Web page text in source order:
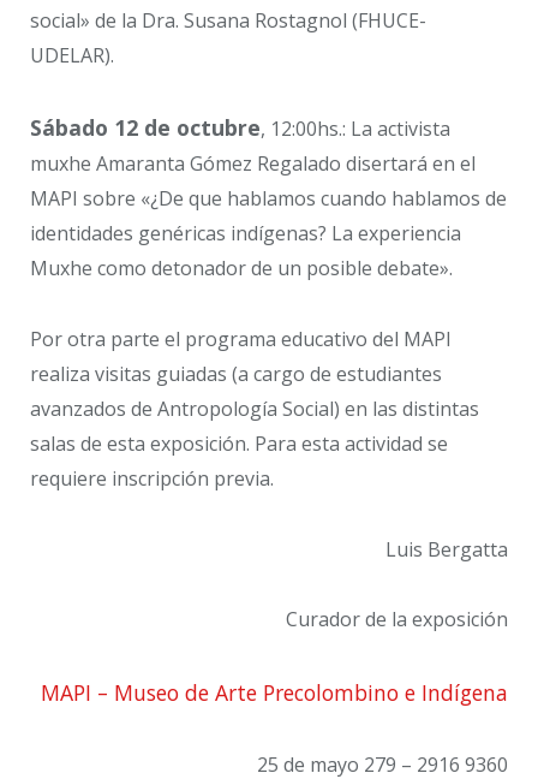
social» de la Dra. Susana Rostagnol (FHUCE-
UDELAR).
Sábado 12 de octubre, 12:00hs.: La activista
muxhe Amaranta Gómez Regalado disertará en el
MAPI sobre «¿De que hablamos cuando hablamos de
identidades genéricas indígenas? La experiencia
Muxhe como detonador de un posible debate».
Por otra parte el programa educativo del MAPI
realiza visitas guiadas (a cargo de estudiantes
avanzados de Antropología Social) en las distintas
salas de esta exposición. Para esta actividad se
requiere inscripción previa.
Luis Bergatta
Curador de la exposición
MAPI – Museo de Arte Precolombino e Indígena
25 de mayo 279 – 2916 9360